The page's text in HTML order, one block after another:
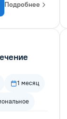
Подробнее
1 месяц